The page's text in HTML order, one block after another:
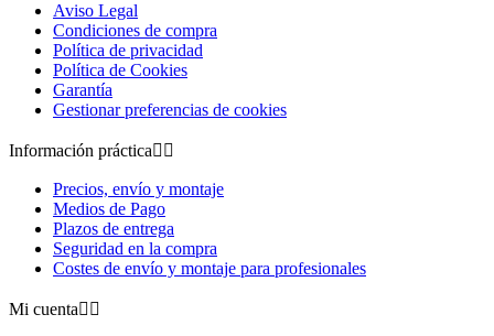
Aviso Legal
Condiciones de compra
Política de privacidad
Política de Cookies
Garantía
Gestionar preferencias de cookies
Información práctica 
Precios, envío y montaje
Medios de Pago
Plazos de entrega
Seguridad en la compra
Costes de envío y montaje para profesionales
Mi cuenta 